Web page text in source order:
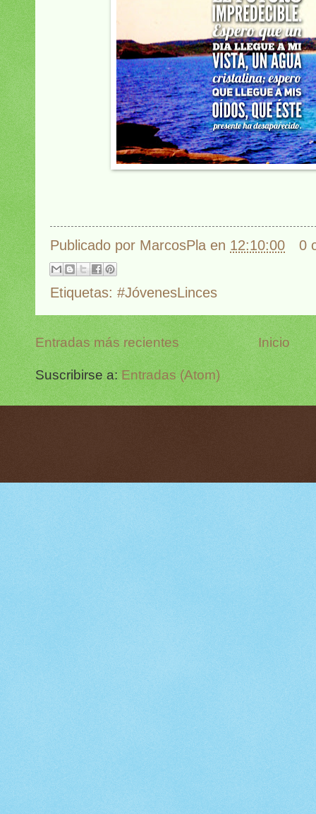
Publicado por MarcosPla en 12:10:00 0
Etiquetas: #JóvenesLinces
Entradas más recientes Inicio
Suscribirse a:Entradas (Atom)